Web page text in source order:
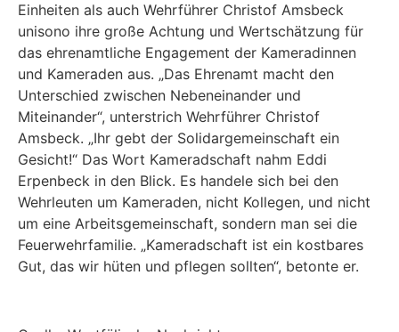
Einheiten als auch Wehrführer Christof Amsbeck
unisono ihre große Achtung und Wertschätzung für
das ehrenamtliche Engagement der Kameradinnen
und Kameraden aus. „Das Ehrenamt macht den
Unterschied zwischen Nebeneinander und
Miteinander“, unterstrich Wehrführer Christof
Amsbeck. „Ihr gebt der Solidargemeinschaft ein
Gesicht!“ Das Wort Kameradschaft nahm Eddi
Erpenbeck in den Blick. Es handele sich bei den
Wehrleuten um Kameraden, nicht Kollegen, und nicht
um eine Arbeitsgemeinschaft, sondern man sei die
Feuerwehrfamilie. „Kameradschaft ist ein kostbares
Gut, das wir hüten und pflegen sollten“, betonte er.